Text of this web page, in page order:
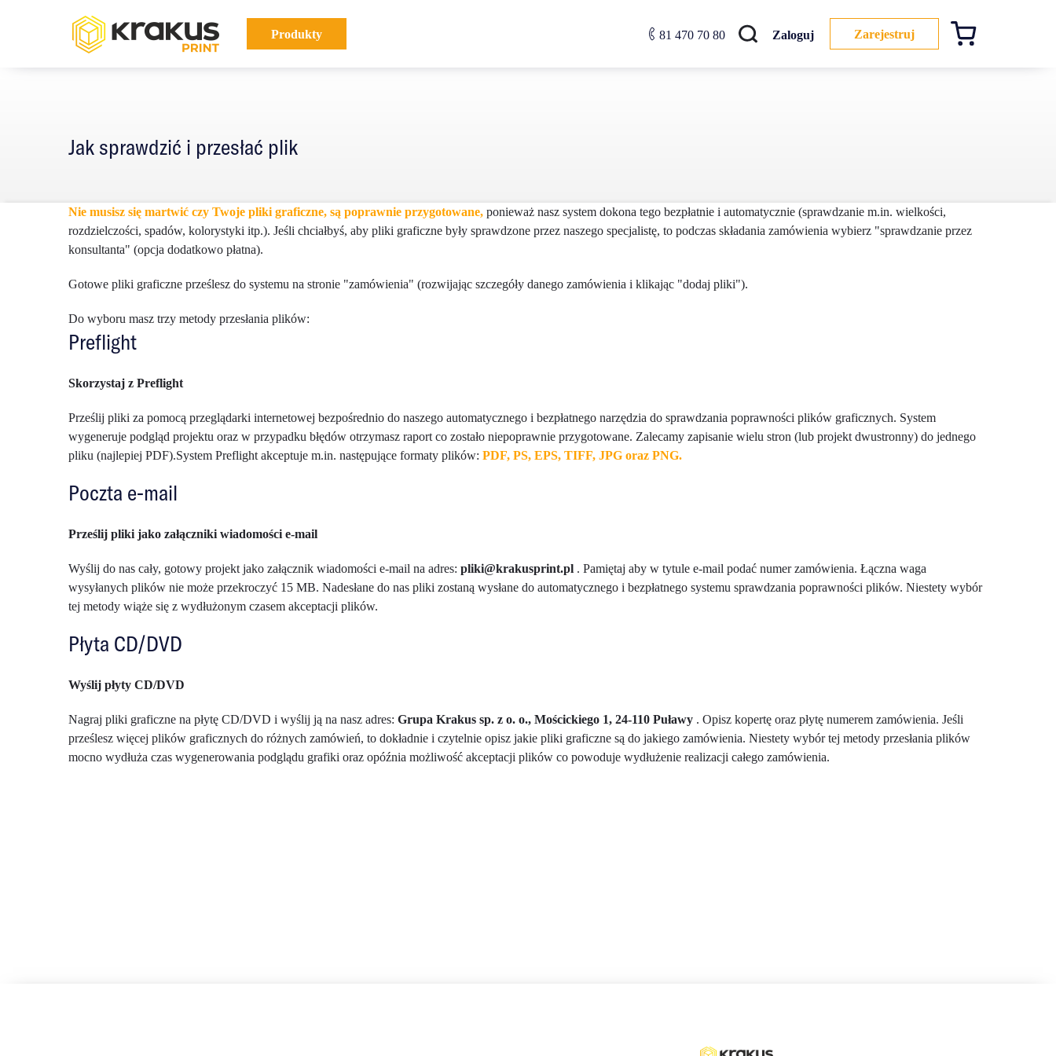
Zaloguj Zarejestruj
Szukaj
Produkty 81 470 70 80
Jak sprawdzić i przesłać plik
Nie musisz się martwić czy Twoje pliki graficzne, są poprawnie przygotowane, ponieważ nasz system dokona tego bezpłatnie i automatycznie (sprawdzanie m.in. wielkości,
rozdzielczości, spadów, kolorystyki itp.). Jeśli chciałbyś, aby pliki graficzne były sprawdzone przez naszego specjalistę, to podczas składania zamówienia wybierz "sprawdzanie przez
konsultanta" (opcja dodatkowo płatna).
Gotowe pliki graficzne prześlesz do systemu na stronie "zamówienia" (rozwijając szczegóły danego zamówienia i klikając "dodaj pliki").
Do wyboru masz trzy metody przesłania plików:
Preflight
Skorzystaj z Preflight
Prześlij pliki za pomocą przeglądarki internetowej bezpośrednio do naszego automatycznego i bezpłatnego narzędzia do sprawdzania poprawności plików graficznych. System
wygeneruje podgląd projektu oraz w przypadku błędów otrzymasz raport co zostało niepoprawnie przygotowane. Zalecamy zapisanie wielu stron (lub projekt dwustronny) do jednego
pliku (najlepiej PDF).System Preflight akceptuje m.in. następujące formaty plików: PDF, PS, EPS, TIFF, JPG oraz PNG.
Poczta e-mail
Prześlij pliki jako załączniki wiadomości e-mail
Wyślij do nas cały, gotowy projekt jako załącznik wiadomości e-mail na adres: pliki@krakusprint.pl . Pamiętaj aby w tytule e-mail podać numer zamówienia. Łączna waga
wysyłanych plików nie może przekroczyć 15 MB. Nadesłane do nas pliki zostaną wysłane do automatycznego i bezpłatnego systemu sprawdzania poprawności plików. Niestety wybór
tej metody wiąże się z wydłużonym czasem akceptacji plików.
Płyta CD/DVD
Wyślij płyty CD/DVD
Nagraj pliki graficzne na płytę CD/DVD i wyślij ją na nasz adres: Grupa Krakus sp. z o. o., Mościckiego 1, 24-110 Puławy . Opisz kopertę oraz płytę numerem zamówienia. Jeśli
prześlesz więcej plików graficznych do różnych zamówień, to dokładnie i czytelnie opisz jakie pliki graficzne są do jakiego zamówienia. Niestety wybór tej metody przesłania plików
mocno wydłuża czas wygenerowania podglądu grafiki oraz opóźnia możliwość akceptacji plików co powoduje wydłużenie realizacji całego zamówienia.